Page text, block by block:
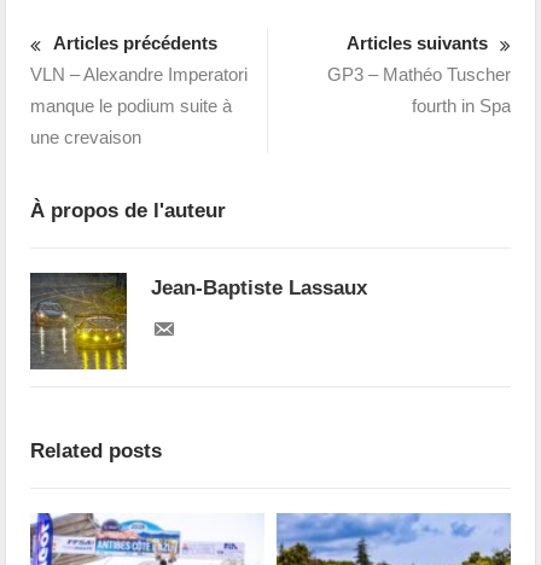
Articles précédents
VLN – Alexandre Imperatori
manque le podium suite à
une crevaison
Articles suivants
GP3 – Mathéo Tuscher
fourth in Spa
À propos de l'auteur
Jean-Baptiste Lassaux
Related posts